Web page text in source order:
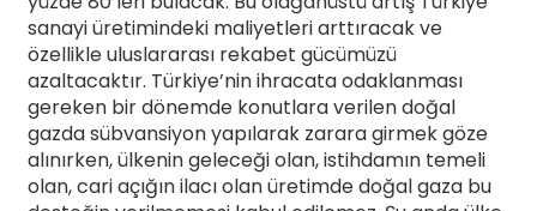
sanayi üretimindeki maliyetleri arttıracak ve
özellikle uluslararası rekabet gücümüzü
azaltacaktır. Türkiye’nin ihracata odaklanması
gereken bir dönemde konutlara verilen doğal
gazda sübvansiyon yapılarak zarara girmek göze
alınırken, ülkenin geleceği olan, istihdamın temeli
olan, cari açığın ilacı olan üretimde doğal gaza bu